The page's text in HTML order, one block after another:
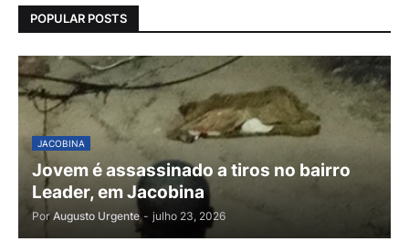
POPULAR POSTS
JACOBINA
Jovem é assassinado a tiros no bairro
Leader, em Jacobina
Por Augusto Urgente - julho 23, 2026